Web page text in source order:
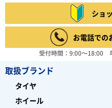
ショ
お電話での
受付時間：9:00～18:00
取扱ブランド
タイヤ
ホイール